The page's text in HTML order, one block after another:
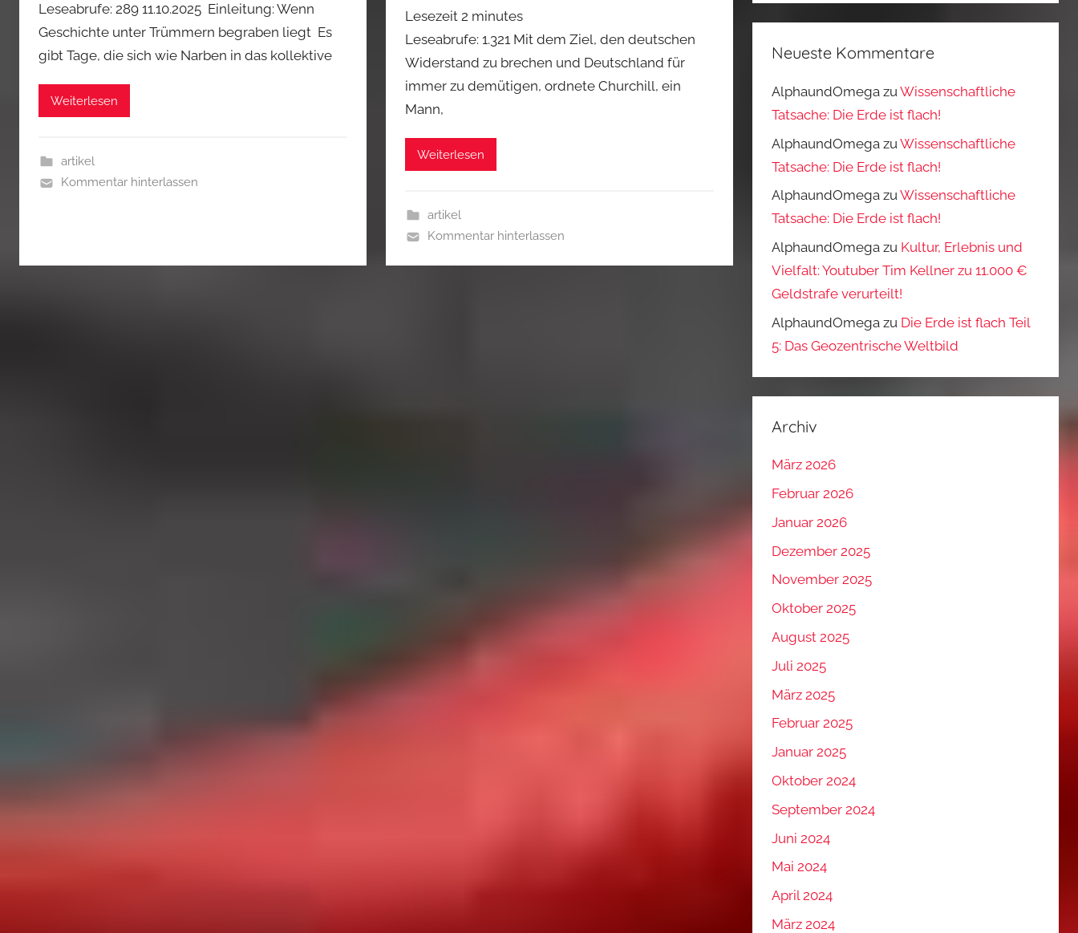
Leseabrufe: 289 11.10.2025 Einleitung: Wenn
Geschichte unter Trümmern begraben liegt Es
gibt Tage, die sich wie Narben in das kollektive
Weiterlesen
artikel
Kommentar hinterlassen
Lesezeit 2 minutes
Leseabrufe: 1.321 Mit dem Ziel, den deutschen
Widerstand zu brechen und Deutschland für
immer zu demütigen, ordnete Churchill, ein
Mann,
Weiterlesen
artikel
Kommentar hinterlassen
Neueste Kommentare
AlphaundOmega zuWissenschaftliche
Tatsache: Die Erde ist flach!
AlphaundOmega zuWissenschaftliche
Tatsache: Die Erde ist flach!
AlphaundOmega zuWissenschaftliche
Tatsache: Die Erde ist flach!
AlphaundOmega zu Kultur, Erlebnis und
Vielfalt: Youtuber Tim Kellner zu 11.000 €
Geldstrafe verurteilt!
AlphaundOmega zu Die Erde ist flach Teil
5: Das Geozentrische Weltbild
Archiv
März 2026
Februar 2026
Januar 2026
Dezember 2025
November 2025
Oktober 2025
August 2025
Juli 2025
März 2025
Februar 2025
Januar 2025
Oktober 2024
September 2024
Juni 2024
Mai 2024
April 2024
März 2024